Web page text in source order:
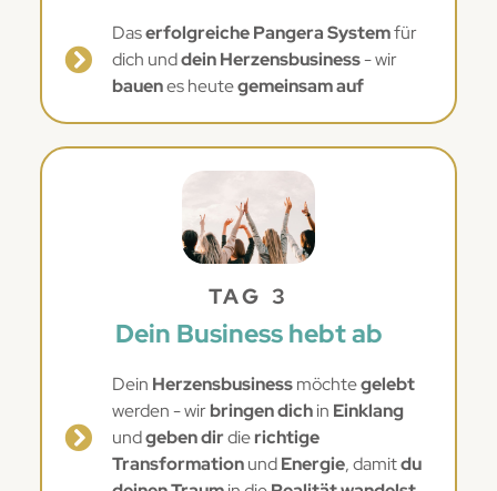
Daserfolgreiche Pangera Systemfür
dich unddein Herzensbusiness- wir
bauenes heutegemeinsam auf
TAG 3
Dein Business hebt ab
Dein Herzensbusinessmöchtegelebt
werden - wirbringen dichin Einklang
undgeben dirdierichtige
TransformationundEnergie, damitdu